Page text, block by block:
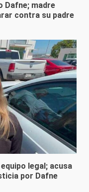
Dafne; madre
contra su padre
legal; acusa
por Dafne